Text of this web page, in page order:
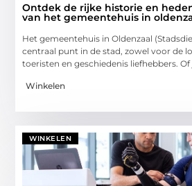
Ontdek de rijke historie en
van het gemeentehuis in
Het gemeentehuis in Oldenzaal
centraal punt in de stad, zowel voor de
toeristen en geschiedenis liefhebbers. Of
Winkelen
WINKELEN